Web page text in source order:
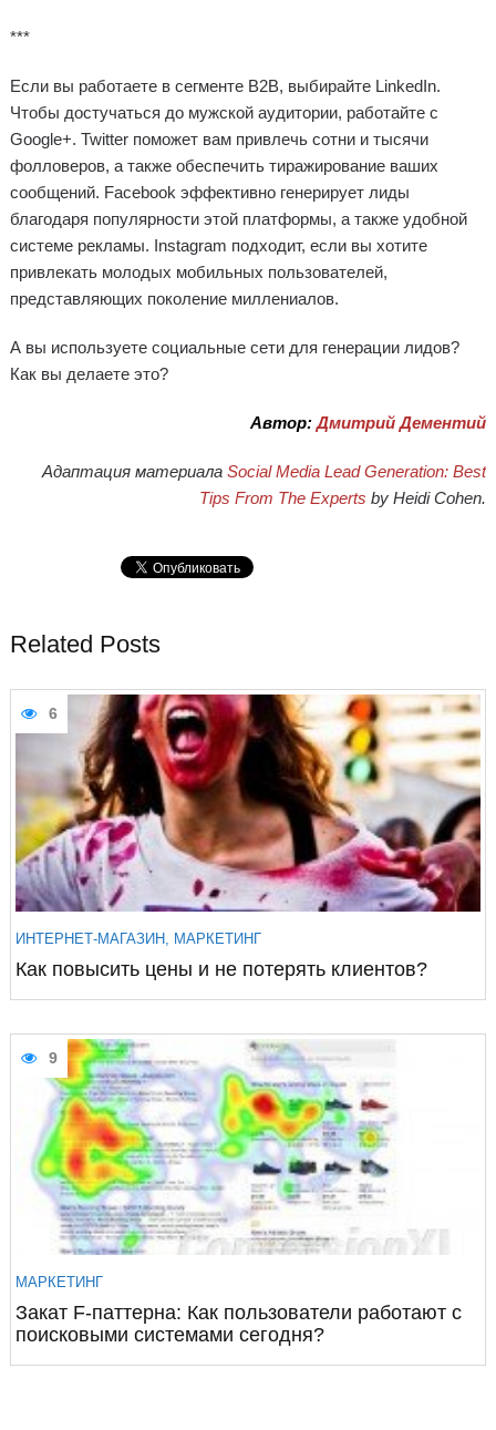
***
Если вы работаете в сегменте B2B, выбирайте LinkedIn.
Чтобы достучаться до мужской аудитории, работайте с
Google+. Twitter поможет вам привлечь сотни и тысячи
фолловеров, а также обеспечить тиражирование ваших
сообщений. Facebook эффективно генерирует лиды
благодаря популярности этой платформы, а также удобной
системе рекламы. Instagram подходит, если вы хотите
привлекать молодых мобильных пользователей,
представляющих поколение миллениалов.
А вы используете социальные сети для генерации лидов?
Как вы делаете это?
Автор:Дмитрий Дементий
Адаптация материалаSocial Media Lead Generation: Best
Tips From The Experts by Heidi Cohen.
Related Posts
6
ИНТЕРНЕТ-МАГАЗИН, МАРКЕТИНГ
Как повысить цены и не потерять клиентов?
9
МАРКЕТИНГ
Закат F-паттерна: Как пользователи работают с
поисковыми системами сегодня?